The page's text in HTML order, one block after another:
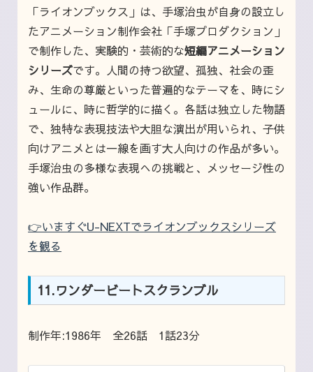
「ライオンブックス」は、手塚治虫が自身の設立し
たアニメーション制作会社「手塚プロダクション」
で制作した、実験的・芸術的な短編アニメーション
シリーズです。人間の持つ欲望、孤独、社会の歪
み、生命の尊厳といった普遍的なテーマを、時にシ
ュールに、時に哲学的に描く。各話は独立した物語
で、独特な表現技法や大胆な演出が用いられ、子供
向けアニメとは一線を画す大人向けの作品が多い。
手塚治虫の多様な表現への挑戦と、メッセージ性の
強い作品群。
👉いますぐU-NEXTでライオンブックスシリーズ
を観る
11.ワンダービートスクランブル
制作年:1986年 全26話 1話23分